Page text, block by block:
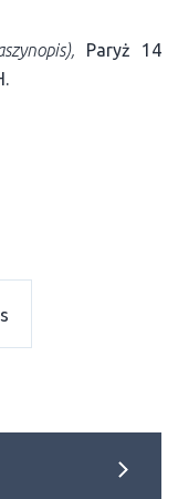
Paryż 14